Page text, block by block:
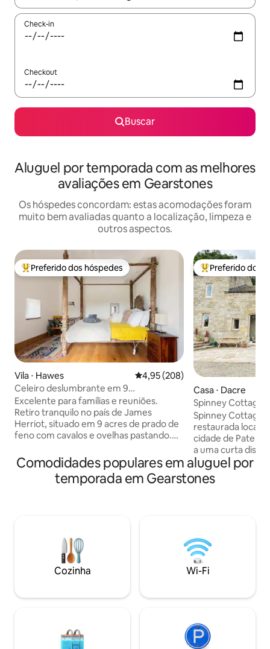
Check-in
Checkout
Buscar
Aluguel por temporada com as melhores
avaliações em Gearstones
Os hóspedes concordam: estas acomodações foram
muito bem avaliadas quanto a localização, limpeza e
outros aspectos.
Entre os melhores preferidos dos hóspedes
Preferido dos hóspedes
Vila ⋅ Hawes 4,95 de uma avaliação média de
4,95 (208)
Celeiro deslumbrante em 9
acres/rio/vistas. Acomoda 6+
Excelente para famílias e reuniões.
Retiro tranquilo no país de James
Herriot, situado em 9 acres de prado de
feno com cavalos e ovelhas pastando.
ou balance as pernas da ponte. Perca-se
na natureza ou apenas desfrute das
vistas majestosas do seu quarto.
com dossel e banheiro privativo. Quarto
adicional adjacente. Quarto King com
banheiro privativo e cozinha pequena
(adequado para cadeiras de rodas)
Entre os
Preferido dos
Casa ⋅ Dacre
Spinney Cottage,
Spinney Cottage
restaurada
cidade de
a uma curta
Yorkshire Dales
em 1883 e cheio
peculiares, como
bosques, os
ao máximo a
Ideal para
quem está em
Comodidades populares em aluguel por
temporada em Gearstones
Cozinha Wi-Fi